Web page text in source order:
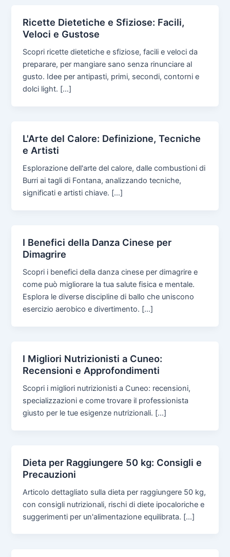
Ricette Dietetiche e Sfiziose: Facili,
Veloci e Gustose
Scopri ricette dietetiche e sfiziose, facili e veloci da
preparare, per mangiare sano senza rinunciare al
gusto. Idee per antipasti, primi, secondi, contorni e
dolci light. […]
L'Arte del Calore: Definizione, Tecniche
e Artisti
Esplorazione dell'arte del calore, dalle combustioni di
Burri ai tagli di Fontana, analizzando tecniche,
significati e artisti chiave. […]
I Benefici della Danza Cinese per
Dimagrire
Scopri i benefici della danza cinese per dimagrire e
come può migliorare la tua salute fisica e mentale.
Esplora le diverse discipline di ballo che uniscono
esercizio aerobico e divertimento. […]
I Migliori Nutrizionisti a Cuneo:
Recensioni e Approfondimenti
Scopri i migliori nutrizionisti a Cuneo: recensioni,
specializzazioni e come trovare il professionista
giusto per le tue esigenze nutrizionali. […]
Dieta per Raggiungere 50 kg: Consigli e
Precauzioni
Articolo dettagliato sulla dieta per raggiungere 50 kg,
con consigli nutrizionali, rischi di diete ipocaloriche e
suggerimenti per un'alimentazione equilibrata. […]